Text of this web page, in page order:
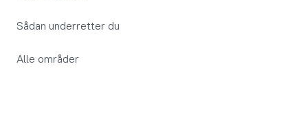
Sådan underretter du
Alle områder